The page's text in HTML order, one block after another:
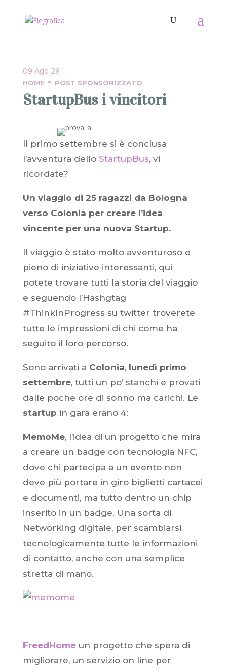
HOME - POST SPONSORIZZATO
09 Ago 26
StartupBus i vincitori
Il primo settembre si è conclusa
l’avventura dello StartupBus, vi
ricordate?
Un viaggio di 25 ragazzi da Bologna
verso Colonia per creare l’idea
vincente per una nuova Startup.
Il viaggio è stato molto avventuroso e
pieno di iniziative interessanti, qui
potete trovare tutti la storia del viaggio
e seguendo l’Hashgtag
#ThinkInProgress su twitter troverete
tutte le impressioni di chi come ha
seguito il loro percorso.
Sono arrivati a Colonia, lunedì primo
settembre, tutti un po’ stanchi e provati
dalle poche ore di sonno ma carichi. Le
startup in gara erano 4:
MemoMe, l’idea di un progetto che mira
a creare un badge con tecnologia NFC,
dove chi partecipa a un evento non
deve più portare in giro biglietti cartacei
e documenti, ma tutto dentro un chip
inserito in un badge. Una sorta di
Networking digitale, per scambiarsi
tecnologicamente tutte le informazioni
di contatto, anche con una semplice
stretta di mano.
FreedHomeun progetto che spera di
migliorare, un servizio on line per